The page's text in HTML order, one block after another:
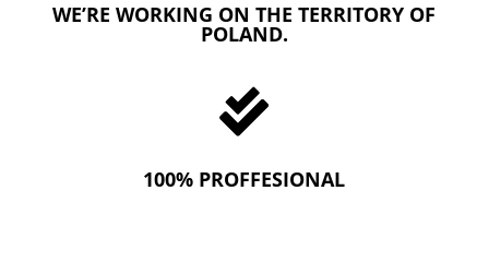
WE’RE WORKING ON THE TERRITORY OF
POLAND.

100% PROFFESIONAL